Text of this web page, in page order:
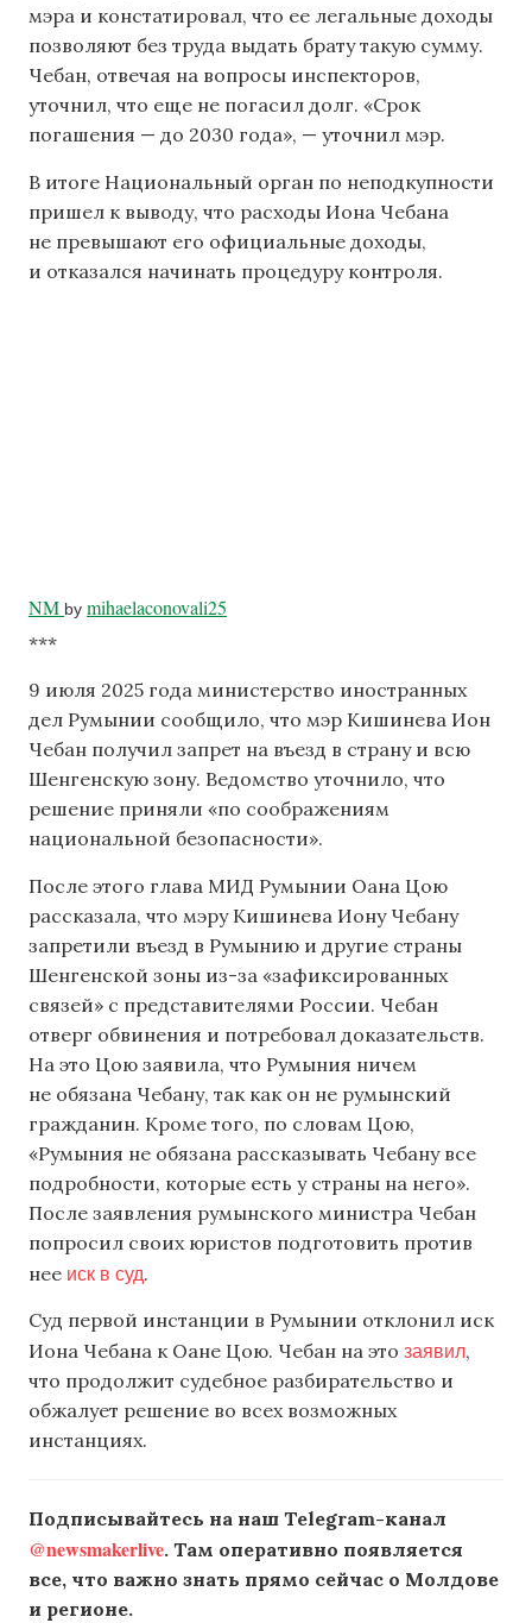
мэра и констатировал, что ее легальные доходы
позволяют без труда выдать брату такую сумму.
Чебан, отвечая на вопросы инспекторов,
уточнил, что еще не погасил долг. «Срок
погашения — до 2030 года», — уточнил мэр.
В итоге Национальный орган по неподкупности
пришел к выводу, что расходы Иона Чебана
не превышают его официальные доходы,
и отказался начинать процедуру контроля.
NM by mihaelaconovali25
***
9 июля 2025 года министерство иностранных
дел Румынии сообщило, что мэр Кишинева Ион
Чебан получил запрет на въезд в страну и всю
Шенгенскую зону. Ведомство уточнило, что
решение приняли «по соображениям
национальной безопасности».
После этого глава МИД Румынии Оана Цою
рассказала, что мэру Кишинева Иону Чебану
запретили въезд в Румынию и другие страны
Шенгенской зоны из-за «зафиксированных
связей» с представителями России. Чебан
отверг обвинения и потребовал доказательств.
На это Цою заявила, что Румыния ничем
не обязана Чебану, так как он не румынский
гражданин. Кроме того, по словам Цою,
«Румыния не обязана рассказывать Чебану все
подробности, которые есть у страны на него».
После заявления румынского министра Чебан
попросил своих юристов подготовить против
нее иск в суд.
Суд первой инстанции в Румынии отклонил иск
Иона Чебана к Оане Цою. Чебан на это заявил,
что продолжит судебное разбирательство и
обжалует решение во всех возможных
инстанциях.
Подписывайтесь на наш Telegram-канал
@newsmakerlive. Там оперативно появляется
все, что важно знать прямо сейчас о Молдове
и регионе.